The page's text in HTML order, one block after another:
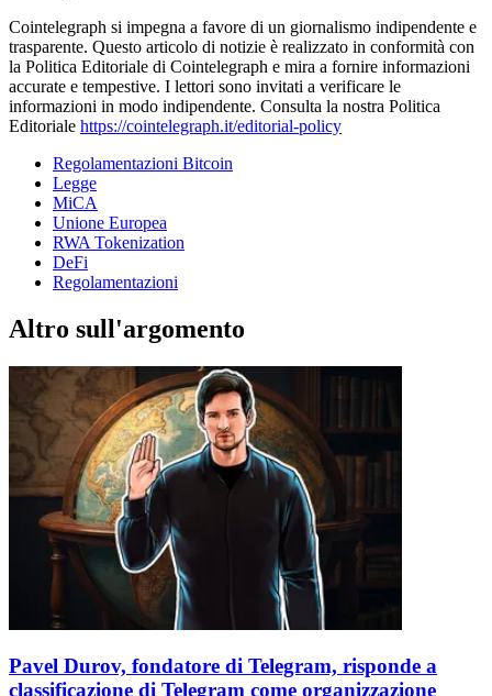
Cointelegraph si impegna a favore di un giornalismo indipendente e
trasparente. Questo articolo di notizie è realizzato in conformità con
la Politica Editoriale di Cointelegraph e mira a fornire informazioni
accurate e tempestive. I lettori sono invitati a verificare le
informazioni in modo indipendente. Consulta la nostra Politica
Editoriale https://cointelegraph.it/editorial-policy
Regolamentazioni Bitcoin
Legge
MiCA
Unione Europea
RWA Tokenization
DeFi
Regolamentazioni
Altro sull'argomento
Pavel Durov, fondatore di Telegram, risponde a
classificazione di Telegram come organizzazione